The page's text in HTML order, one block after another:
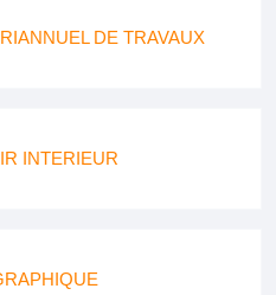
DE TRAVAUX
INTERIEUR